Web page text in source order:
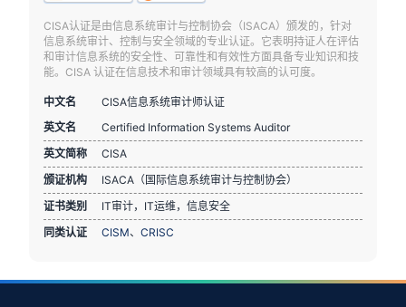
CISA认证是由信息系统审计与控制协会（ISACA）颁发的，针对
信息系统审计、控制与安全领域的专业认证。它表明持证人在评估
和审计信息系统的安全性、可靠性和有效性方面具备专业知识和技
能。CISA 认证在信息技术和审计领域具有较高的认可度。
中文名
CISA信息系统审计师认证
英文名
Certified Information Systems Auditor
英文简称
CISA
颁证机构
ISACA（国际信息系统审计与控制协会）
证书类别
IT审计，IT运维，信息安全
同类认证
CISM、CRISC